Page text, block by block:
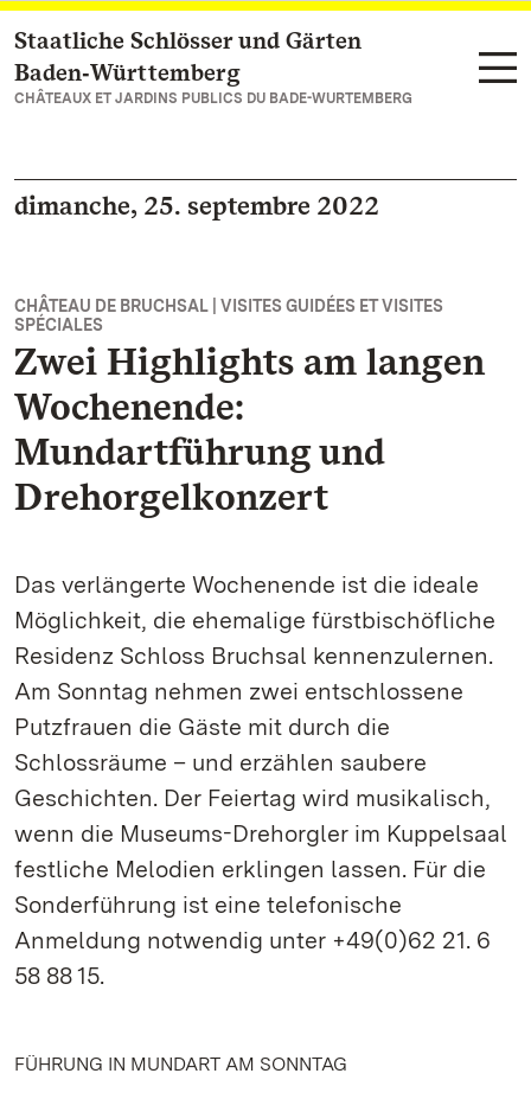
Vers la page d’accueil
Staatliche Schlösser und Gärten
Baden‑Württemberg
CHÂTEAUX ET JARDINS PUBLICS DU BADE-WURTEMBERG
dimanche, 25. septembre 2022
CHÂTEAU DE BRUCHSAL | VISITES GUIDÉES ET VISITES
SPÉCIALES
Zwei Highlights am langen
Wochenende:
Mundartführung und
Drehorgelkonzert
Das verlängerte Wochenende ist die ideale
Möglichkeit, die ehemalige fürstbischöfliche
Residenz Schloss Bruchsal kennenzulernen.
Am Sonntag nehmen zwei entschlossene
Putzfrauen die Gäste mit durch die
Schlossräume – und erzählen saubere
Geschichten. Der Feiertag wird musikalisch,
wenn die Museums-Drehorgler im Kuppelsaal
festliche Melodien erklingen lassen. Für die
Sonderführung ist eine telefonische
Anmeldung notwendig unter +49(0)62 21. 6
58 88 15.
FÜHRUNG IN MUNDART AM SONNTAG